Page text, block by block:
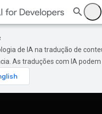
de IA na tradução de
As traduções com IA podem